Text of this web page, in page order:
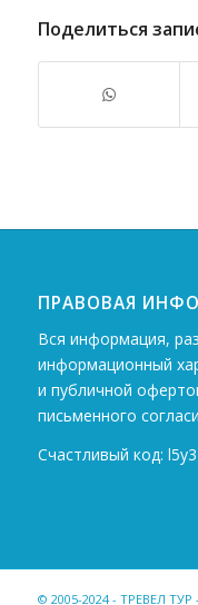
Поделиться
ПРАВОВАЯ
Вся информация,
информационный
и публичной
письменного
Счастливый код:
© 2005-2024 - ТРЕВЕЛ